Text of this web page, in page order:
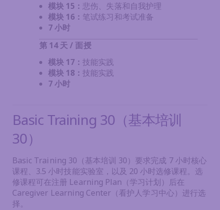
模块 15： 悲伤、失落和自我护理
模块 16： 笔试练习和考试准备
7 小时
第 14 天 / 面授
模块 17：技能实践
模块 18：技能实践
7 小时
Basic Training 30（基本培训
30）
Basic Training 30（基本培训 30）要求完成 7 小时核心
课程、3.5 小时技能实验室，以及 20 小时选修课程。选
修课程可在注册 Learning Plan（学习计划）后在
Caregiver Learning Center（看护人学习中心）进行选
择。